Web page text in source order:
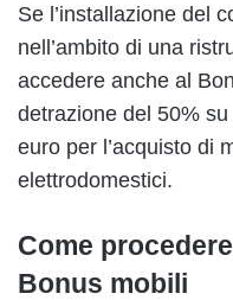
Se l’installazione del
nell’ambito di una
accedere anche al
detrazione del 50%
euro per l’acquisto di
elettrodomestici.
Come
Bonus mobili